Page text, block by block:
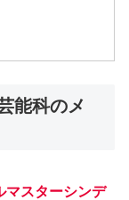
能科のメ
マスターシンデ